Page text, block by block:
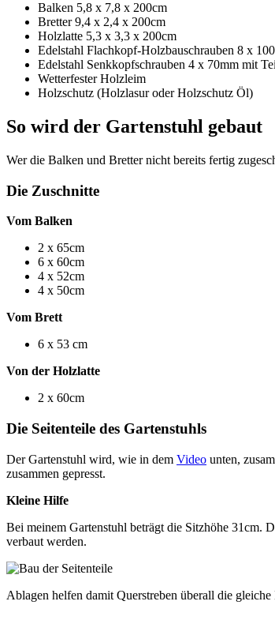
Balken 5,8 x 7,8 x 200cm
Bretter 9,4 x 2,4 x 200cm
Holzlatte 5,3 x 3,3 x 200cm
Edelstahl Flachkopf-Holzbauschrauben 8 x
Edelstahl Senkkopfschrauben 4 x 70mm mit
Wetterfester Holzleim
Holzschutz (Holzlasur oder Holzschutz Öl)
So wird der Gartenstuhl gebaut
Wer die Balken und Bretter nicht bereits fertig
Die Zuschnitte
Vom Balken
2 x 65cm
6 x 60cm
4 x 52cm
4 x 50cm
Vom Brett
6 x 53 cm
Von der Holzlatte
2 x 60cm
Die Seitenteile des Gartenstuhls
Der Gartenstuhl wird, wie in dem Video unten,
zusammen gepresst.
Kleine Hilfe
Bei meinem Gartenstuhl beträgt die Sitzhöhe 31cm.
verbaut werden.
Ablagen helfen damit Querstreben überall die gleiche